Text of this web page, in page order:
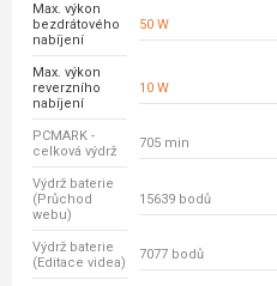
Max. výkon
bezdrátového
nabíjení
50 W
Max. výkon
reverzního
nabíjení
10 W
PCMARK -
celková výdrž
705 min
Výdrž baterie
(Průchod
webu)
15639 bodů
Výdrž baterie
(Editace videa)
7077 bodů